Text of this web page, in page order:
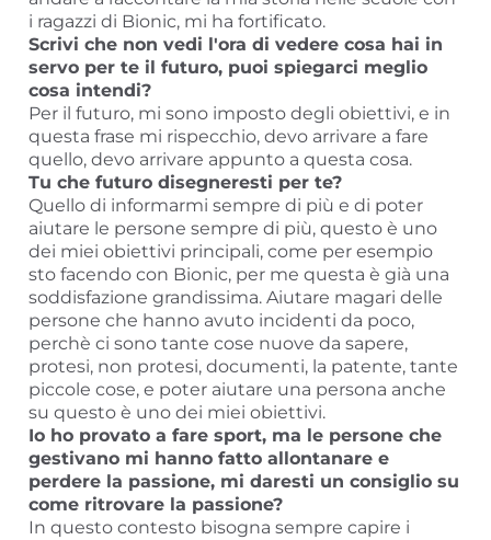
i ragazzi di Bionic, mi ha fortificato.
Scrivi che non vedi l'ora di vedere cosa hai in
servo per te il futuro, puoi spiegarci meglio
cosa intendi?
Per il futuro, mi sono imposto degli obiettivi, e in
questa frase mi rispecchio, devo arrivare a fare
quello, devo arrivare appunto a questa cosa.
Tu che futuro disegneresti per te?
Quello di informarmi sempre di più e di poter
aiutare le persone sempre di più, questo è uno
dei miei obiettivi principali, come per esempio
sto facendo con Bionic, per me questa è già una
soddisfazione grandissima. Aiutare magari delle
persone che hanno avuto incidenti da poco,
perchè ci sono tante cose nuove da sapere,
protesi, non protesi, documenti, la patente, tante
piccole cose, e poter aiutare una persona anche
su questo è uno dei miei obiettivi.
Io ho provato a fare sport, ma le persone che
gestivano mi hanno fatto allontanare e
perdere la passione, mi daresti un consiglio su
come ritrovare la passione?
In questo contesto bisogna sempre capire i